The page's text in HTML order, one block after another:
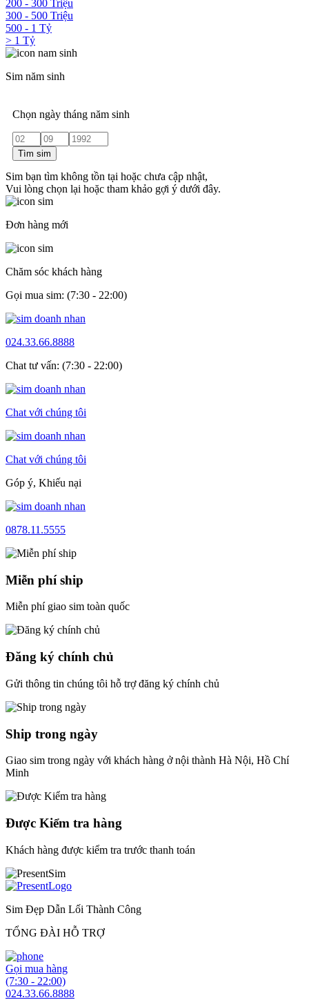
200 - 300 Triệu
300 - 500 Triệu
500 - 1 Tỷ
> 1 Tỷ
Sim năm sinh
Chọn ngày tháng năm sinh
Tìm sim
Sim bạn tìm không tồn tại hoặc chưa cập nhật,
Vui lòng chọn lại hoặc tham khảo gợi ý dưới đây.
Đơn hàng mới
Chăm sóc khách hàng
Gọi mua sim: (7:30 - 22:00)
024.33.66.8888
Chat tư vấn: (7:30 - 22:00)
Chat với chúng tôi
Chat với chúng tôi
Góp ý, Khiếu nại
0878.11.5555
Miễn phí ship
Miễn phí giao sim toàn quốc
Đăng ký chính chủ
Gửi thông tin chúng tôi hỗ trợ đăng ký chính chủ
Ship trong ngày
Giao sim trong ngày với khách hàng ở nội thành Hà Nội, Hồ Chí
Minh
Được Kiểm tra hàng
Khách hàng được kiểm tra trước thanh toán
Sim Đẹp Dẫn Lối Thành Công
TỔNG ĐÀI HỖ TRỢ
Gọi mua hàng
(7:30 - 22:00)
024.33.66.8888